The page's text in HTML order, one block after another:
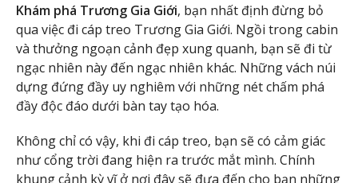
Khám phá Trương Gia Giới, bạn nhất định đừng bỏ
qua việc đi cáp treo Trương Gia Giới. Ngồi trong cabin
và thưởng ngoạn cảnh đẹp xung quanh, bạn sẽ đi từ
ngạc nhiên này đến ngạc nhiên khác. Những vách núi
dựng đứng đầy uy nghiêm với những nét chấm phá
đầy độc đáo dưới bàn tay tạo hóa.
Không chỉ có vậy, khi đi cáp treo, bạn sẽ có cảm giác
như cổng trời đang hiện ra trước mắt mình. Chính
khung cảnh kỳ vĩ ở nơi đây sẽ đưa đến cho bạn những